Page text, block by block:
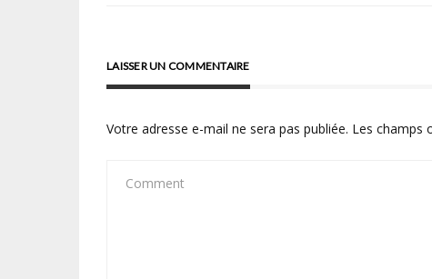
LAISSER UN COMMENTAIRE
Votre adresse e-mail ne sera pas publiée. Les champs